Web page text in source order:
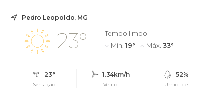
Pedro Leopoldo, MG
23°
Tempo limpo
Mín. 19° Máx. 33°
23°
Sensação
1.34km/h
Vento
52%
Umidade